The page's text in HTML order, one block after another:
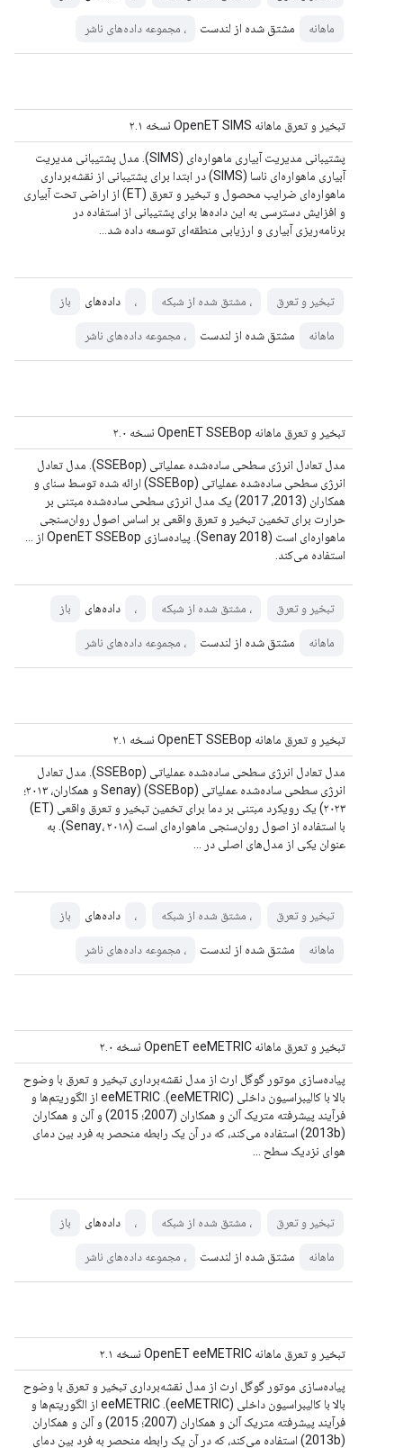
ماهانه مشتق شده از لندست ، مجموعه داده‌های ناشر
تبخیر و تعرق ماهانه OpenET SIMS نسخه ۲.۱
پشتیبانی مدیریت آبیاری ماهواره‌ای (SIMS). مدل پشتیبانی مدیریت
آبیاری ماهواره‌ای ناسا (SIMS) در ابتدا برای پشتیبانی از نقشه‌برداری
ماهواره‌ای ضرایب محصول و تبخیر و تعرق (ET) از اراضی تحت آبیاری
و افزایش دسترسی به این داده‌ها برای پشتیبانی از استفاده در
برنامه‌ریزی آبیاری و ارزیابی منطقه‌ای توسعه داده شد…
تبخیر و تعرق ، مشتق شده از شبکه ، داده‌های باز
ماهانه مشتق شده از لندست ، مجموعه داده‌های ناشر
تبخیر و تعرق ماهانه OpenET SSEBop نسخه ۲.۰
مدل تعادل انرژی سطحی ساده‌شده عملیاتی (SSEBop). مدل تعادل
انرژی سطحی ساده‌شده عملیاتی (SSEBop) ارائه شده توسط سنای و
همکاران (2013، 2017) یک مدل انرژی سطحی ساده‌شده مبتنی بر
حرارت برای تخمین تبخیر و تعرق واقعی بر اساس اصول روان‌سنجی
ماهواره‌ای است (Senay 2018). پیاده‌سازی OpenET SSEBop از ...
استفاده می‌کند.
تبخیر و تعرق ، مشتق شده از شبکه ، داده‌های باز
ماهانه مشتق شده از لندست ، مجموعه داده‌های ناشر
تبخیر و تعرق ماهانه OpenET SSEBop نسخه ۲.۱
مدل تعادل انرژی سطحی ساده‌شده عملیاتی (SSEBop). مدل تعادل
انرژی سطحی ساده‌شده عملیاتی (SSEBop) (Senay و همکاران، ۲۰۱۳؛
۲۰۲۳) یک رویکرد مبتنی بر دما برای تخمین تبخیر و تعرق واقعی (ET)
با استفاده از اصول روان‌سنجی ماهواره‌ای است (Senay، ۲۰۱۸). به
عنوان یکی از مدل‌های اصلی در ...
تبخیر و تعرق ، مشتق شده از شبکه ، داده‌های باز
ماهانه مشتق شده از لندست ، مجموعه داده‌های ناشر
تبخیر و تعرق ماهانه OpenET eeMETRIC نسخه ۲.۰
پیاده‌سازی موتور گوگل ارث از مدل نقشه‌برداری تبخیر و تعرق با وضوح
بالا با کالیبراسیون داخلی (eeMETRIC). eeMETRIC از الگوریتم‌ها و
فرآیند پیشرفته متریک آلن و همکاران (2007؛ 2015) و آلن و همکاران
(2013b) استفاده می‌کند، که در آن یک رابطه منحصر به فرد بین دمای
هوای نزدیک سطح ...
تبخیر و تعرق ، مشتق شده از شبکه ، داده‌های باز
ماهانه مشتق شده از لندست ، مجموعه داده‌های ناشر
تبخیر و تعرق ماهانه OpenET eeMETRIC نسخه ۲.۱
پیاده‌سازی موتور گوگل ارث از مدل نقشه‌برداری تبخیر و تعرق با وضوح
بالا با کالیبراسیون داخلی (eeMETRIC). eeMETRIC از الگوریتم‌ها و
فرآیند پیشرفته متریک آلن و همکاران (2007؛ 2015) و آلن و همکاران
(2013b) استفاده می‌کند، که در آن یک رابطه منحصر به فرد بین دمای